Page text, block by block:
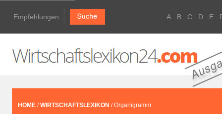
Empfehlungen A B C D E
HOME /WIRTSCHAFTSLEXIKON / Organigramm